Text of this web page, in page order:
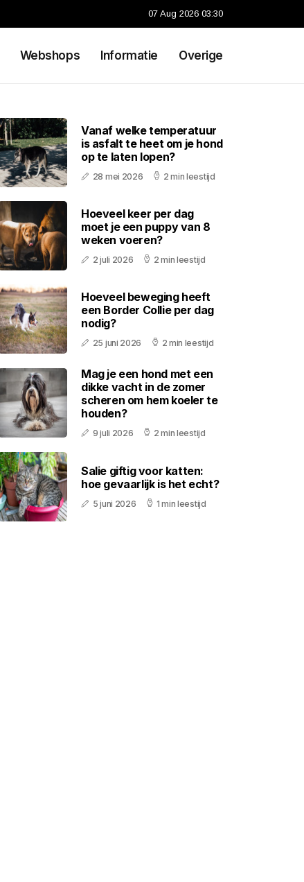
07 Aug 2026 03:30
Webshops Informatie Overige
Vanaf welke temperatuur
is asfalt te heet om je hond
op te laten lopen?
28 mei 2026 2 min leestijd
Hoeveel keer per dag
moet je een puppy van 8
weken voeren?
2 juli 2026 2 min leestijd
Hoeveel beweging heeft
een Border Collie per dag
nodig?
25 juni 2026 2 min leestijd
Mag je een hond met een
dikke vacht in de zomer
scheren om hem koeler te
houden?
9 juli 2026 2 min leestijd
Salie giftig voor katten:
hoe gevaarlijk is het echt?
5 juni 2026 1 min leestijd